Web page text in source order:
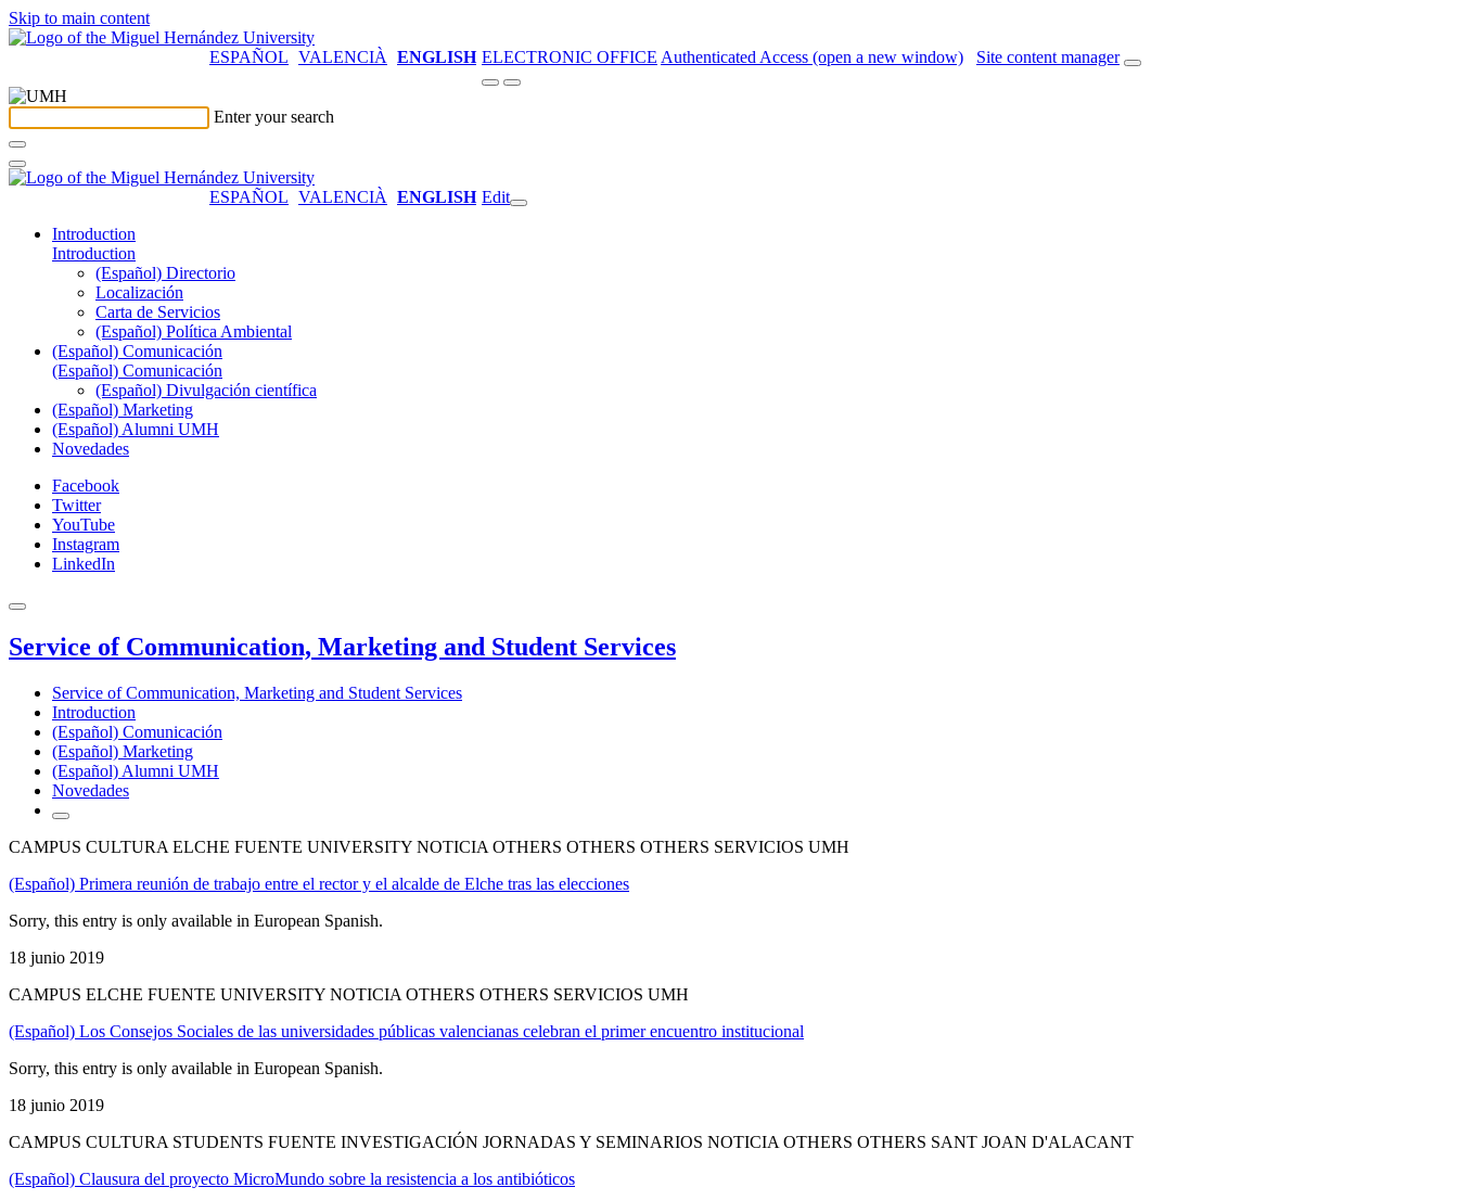
Skip to main content
ESPAÑOL VALENCIÀ ENGLISH ELECTRONIC OFFICE Authenticated Access (open a new window) Site content manager
Enter your search
ESPAÑOL VALENCIÀ ENGLISH Edit
Introduction
Introduction
(Español) Directorio
Localización
Carta de Servicios
(Español) Política Ambiental
(Español) Comunicación
(Español) Comunicación
(Español) Divulgación científica
(Español) Marketing
(Español) Alumni UMH
Novedades
Facebook
Twitter
YouTube
Instagram
LinkedIn
Service of Communication, Marketing and Student Services
Service of Communication, Marketing and Student Services
Introduction
(Español) Comunicación
(Español) Marketing
(Español) Alumni UMH
Novedades
CAMPUS CULTURA ELCHE FUENTE UNIVERSITY NOTICIA OTHERS OTHERS OTHERS SERVICIOS UMH
(Español) Primera reunión de trabajo entre el rector y el alcalde de Elche tras las elecciones
Sorry, this entry is only available in European Spanish.
18 junio 2019
CAMPUS ELCHE FUENTE UNIVERSITY NOTICIA OTHERS OTHERS SERVICIOS UMH
(Español) Los Consejos Sociales de las universidades públicas valencianas celebran el primer encuentro institucional
Sorry, this entry is only available in European Spanish.
18 junio 2019
CAMPUS CULTURA STUDENTS FUENTE INVESTIGACIÓN JORNADAS Y SEMINARIOS NOTICIA OTHERS OTHERS SANT JOAN D'ALACANT
(Español) Clausura del proyecto MicroMundo sobre la resistencia a los antibióticos